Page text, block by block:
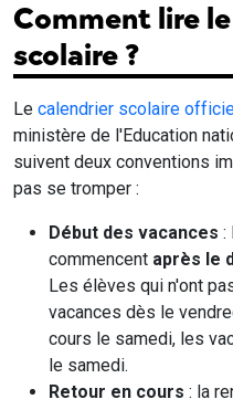
Comment lire
scolaire ?
Le calendrier scolaire
ministère de l'Education
suivent deux conventions
pas se tromper :
Début des vacances :
commencent après le
Les élèves qui n'ont
vacances dès le
cours le samedi, les
le samedi.
Retour en cours : la